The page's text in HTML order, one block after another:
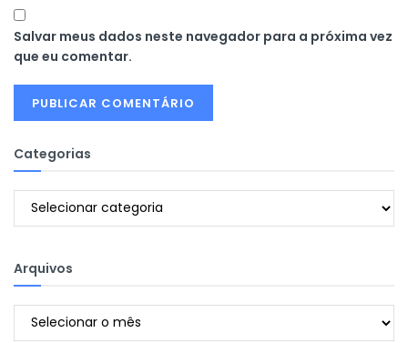
Salvar meus dados neste navegador para a próxima vez
que eu comentar.
Categorias
Categorias
Arquivos
Arquivos